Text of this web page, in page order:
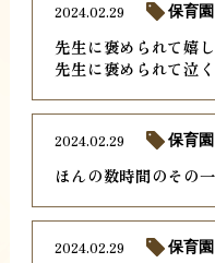
先生に褒められて嬉
先生に褒められて泣
2024.02.29 保育園
ほんの数時間のその
2024.02.29 保育園
2024.02.29 保育園